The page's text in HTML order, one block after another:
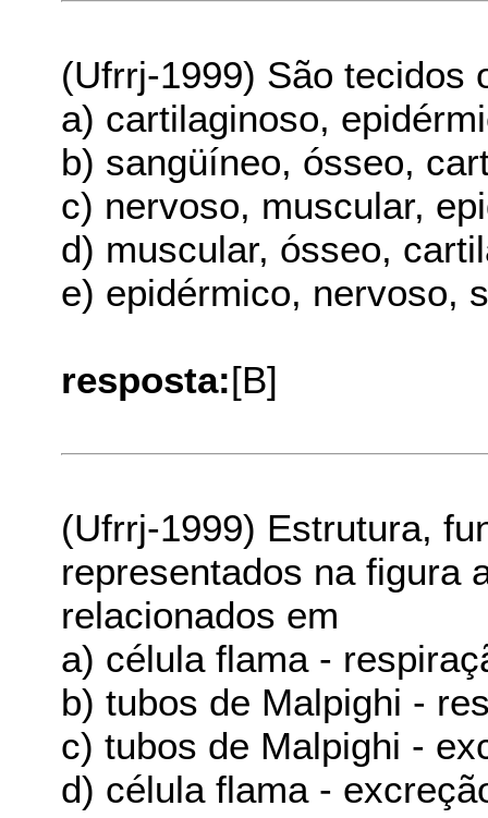
(Ufrrj-1999) São tecidos
a) cartilaginoso,
b) sangüíneo, ósseo,
c) nervoso, muscular,
d) muscular, ósseo,
e) epidérmico, nervoso,
resposta:[B]
(Ufrrj-1999) Estrutura,
representados na figura
relacionados em
a) célula flama -
b) tubos de Malpighi -
c) tubos de Malpighi -
d) célula flama -